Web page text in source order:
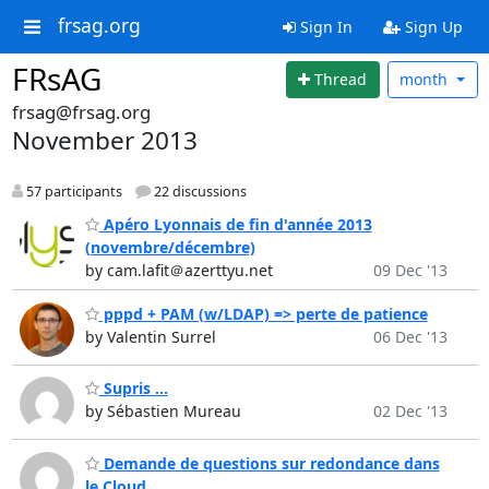
frsag.org Sign In Sign Up
FRsAG Thread month
frsag@frsag.org
November 2013
57 participants 22 discussions
Apéro Lyonnais de fin d'année 2013
(novembre/décembre)
by cam.lafit＠azerttyu.net
09 Dec '13
pppd + PAM (w/LDAP) => perte de patience
by Valentin Surrel
06 Dec '13
Supris ...
by Sébastien Mureau
02 Dec '13
Demande de questions sur redondance dans